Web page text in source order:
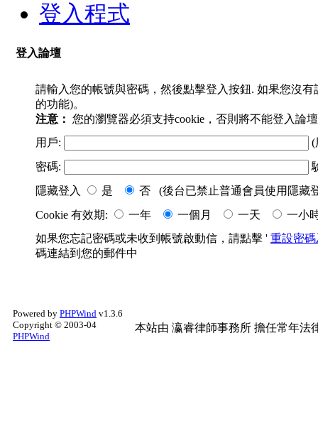
登入程式
登入論壇
請輸入您的帳號與密碼，然後點擊登入按鈕. 如果您沒
的功能)。
注意： 您的瀏覽器必須支持cookie，否則將不能登入論
用戶:
(
密碼:
隱藏登入
是
否 (後台已禁止普通會員使用隱藏
Cookie 有效期:
一年 一個月 一天
一小
如果您忘記密碼或未收到帳號啟動信，請點擊 ' 重設密
碼連結到您的郵件中
Powered by PHPWind v1.3.6
Copyright © 2003-04
PHPWind
本站由 瀛睿律師事務所 擔任常年法